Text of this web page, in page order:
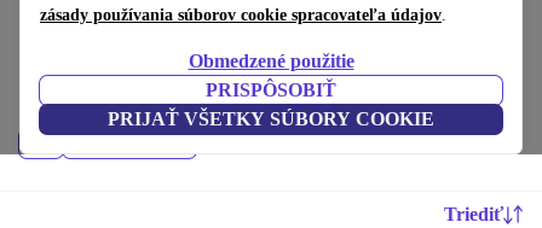
zásady používania súborov cookie spracovateľa údajov.
Obmedzené použitie
PRISPÔSOBIŤ
PRIJAŤ VŠETKY SÚBORY COOKIE
Kedysi používané PlayStation – repasované s minimálne 12-mesačnou
zárukou. Udržateľnejšie a výhodnejšie ako nové.
Triediť